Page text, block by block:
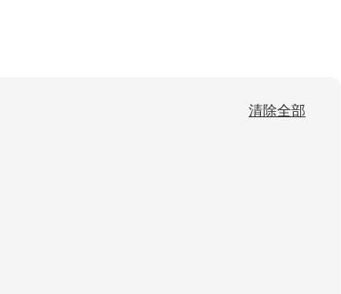
清除全部